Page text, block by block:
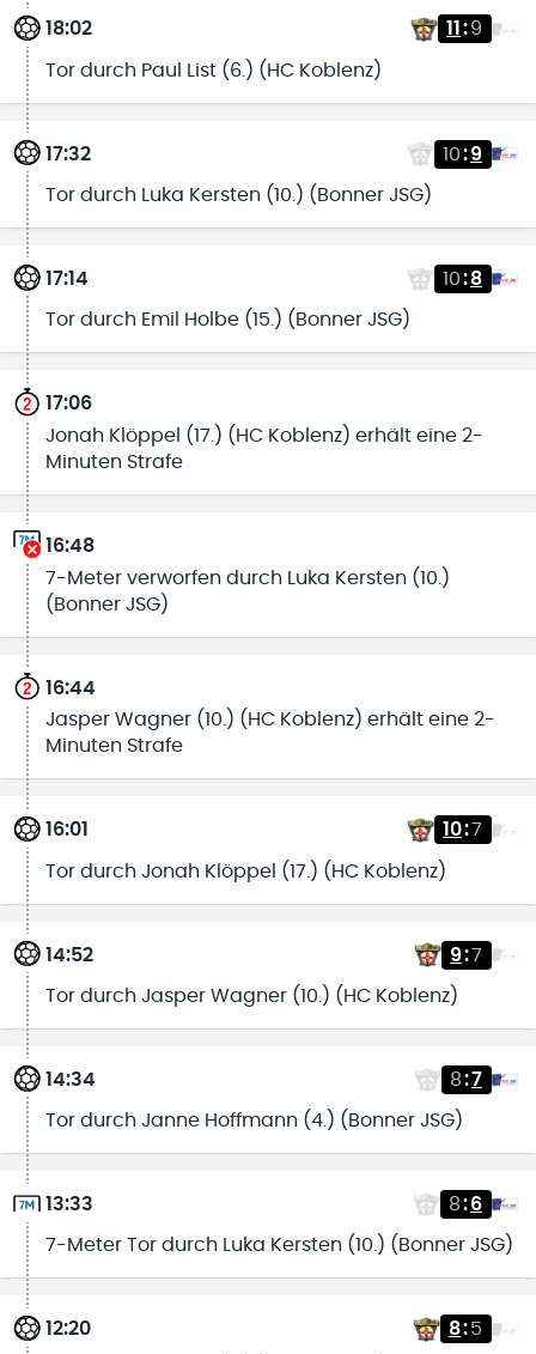
18:02 11 :9
Tor durch Paul List (6.) (HC Koblenz)
17:32 10:9
Tor durch Luka Kersten (10.) (Bonner JSG)
17:14 10:8
Tor durch Emil Holbe (15.) (Bonner JSG)
17:06
Jonah Klöppel (17.) (HC Koblenz) erhält eine 2-
Minuten Strafe
16:48
7-Meter verworfen durch Luka Kersten (10.)
(Bonner JSG)
16:44
Jasper Wagner (10.) (HC Koblenz) erhält eine 2-
Minuten Strafe
16:01 10:7
Tor durch Jonah Klöppel (17.) (HC Koblenz)
14:52 9:7
Tor durch Jasper Wagner (10.) (HC Koblenz)
14:34 8:7
Tor durch Janne Hoffmann (4.) (Bonner JSG)
13:33 8:6
7-Meter Tor durch Luka Kersten (10.) (Bonner JSG)
12:20 8:5